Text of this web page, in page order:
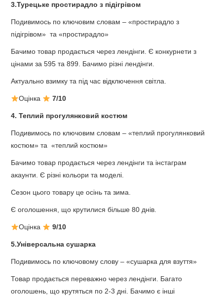
3.Турецьке простирадло з підігрівом
Подивимось по ключовим словам – «простирадло з
підігрівом» та «простирадло»
Бачимо товар продається через лендінги. Є конкурнети з
цінами за 595 та 899. Бачимо різні лендінги.
Актуально взимку та під час відключення світла.
Оцінка 7/10
4. Теплий прогулянковий костюм
Подивимось по ключовим словам – «теплий прогулянковий
костюм» та «теплий костюм»
Бачимо товар продається через лендінги та інстаграм
акаунти. Є різні кольори та моделі.
Сезон цього товару це осінь та зима.
Є оголошення, що крутилися більше 80 днів.
Оцінка 9/10
5.Універсальна сушарка
Подивимось по ключовому слову – «сушарка для взуття»
Товар продається переважно через лендінги. Багато
оголошень, що крутяться по 2-3 дні. Бачимо є інші